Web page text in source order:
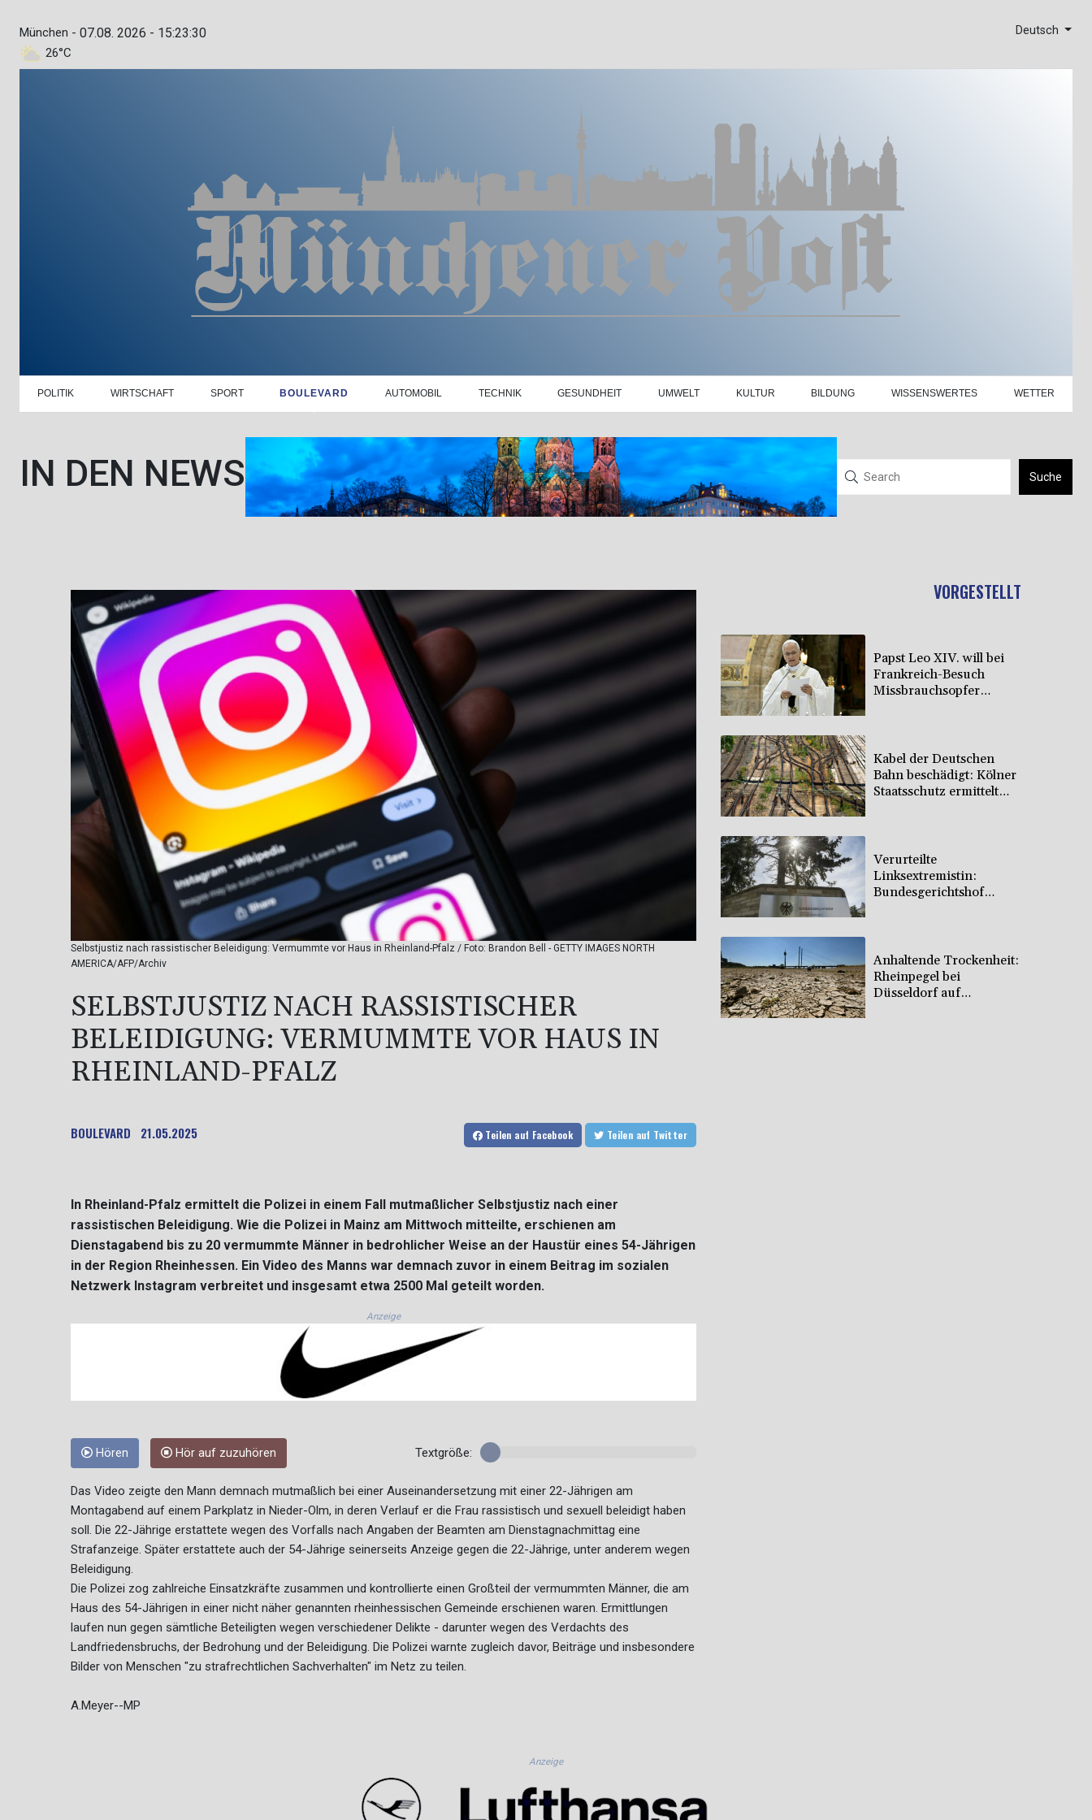
München -
26°C
07.08. 2026 - 15:23:31 Deutsch
POLITIK WIRTSCHAFT SPORT BOULEVARD AUTOMOBIL TECHNIK GESUNDHEIT UMWELT KULTUR BILDUNG WISSENSWERTES WETTER
IN DEN NEWS Suche
Selbstjustiz nach rassistischer Beleidigung: Vermummte vor Haus in Rheinland-Pfalz / Foto: Brandon Bell - GETTY IMAGES NORTH
AMERICA/AFP/Archiv
SELBSTJUSTIZ NACH RASSISTISCHER
BELEIDIGUNG: VERMUMMTE VOR HAUS IN
RHEINLAND-PFALZ
BOULEVARD 21.05.2025 Teilen auf Facebook Teilen auf Twitter
In Rheinland-Pfalz ermittelt die Polizei in einem Fall mutmaßlicher Selbstjustiz nach einer
rassistischen Beleidigung. Wie die Polizei in Mainz am Mittwoch mitteilte, erschienen am
Dienstagabend bis zu 20 vermummte Männer in bedrohlicher Weise an der Haustür eines 54-Jährigen
in der Region Rheinhessen. Ein Video des Manns war demnach zuvor in einem Beitrag im sozialen
Netzwerk Instagram verbreitet und insgesamt etwa 2500 Mal geteilt worden.
Anzeige
Hören Hör auf zuzuhören Textgröße:
Das Video zeigte den Mann demnach mutmaßlich bei einer Auseinandersetzung mit einer 22-Jährigen am
Montagabend auf einem Parkplatz in Nieder-Olm, in deren Verlauf er die Frau rassistisch und sexuell beleidigt haben
soll. Die 22-Jährige erstattete wegen des Vorfalls nach Angaben der Beamten am Dienstagnachmittag eine
Strafanzeige. Später erstattete auch der 54-Jährige seinerseits Anzeige gegen die 22-Jährige, unter anderem wegen
Beleidigung.
Die Polizei zog zahlreiche Einsatzkräfte zusammen und kontrollierte einen Großteil der vermummten Männer, die am
Haus des 54-Jährigen in einer nicht näher genannten rheinhessischen Gemeinde erschienen waren. Ermittlungen
laufen nun gegen sämtliche Beteiligten wegen verschiedener Delikte - darunter wegen des Verdachts des
Landfriedensbruchs, der Bedrohung und der Beleidigung. Die Polizei warnte zugleich davor, Beiträge und insbesondere
Bilder von Menschen "zu strafrechtlichen Sachverhalten" im Netz zu teilen.
A.Meyer--MP
VORGESTELLT
Papst Leo XIV. will bei
Frankreich-Besuch
Missbrauchsopfer
Kabel der Deutschen
Bahn beschädigt: Kölner
Staatsschutz ermittelt
Verurteilte
Linksextremistin:
Bundesgerichtshof
Anhaltende Trockenheit:
Rheinpegel bei
Düsseldorf auf
Anzeige